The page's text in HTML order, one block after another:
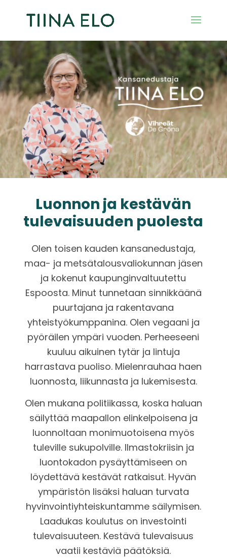
Luonnon ja kestävän
tulevaisuuden puolesta
Olen toisen kauden kansanedustaja,
maa- ja metsätalousvaliokunnan jäsen
ja kokenut kaupunginvaltuutettu
Espoosta. Minut tunnetaan sinnikkäänä
puurtajana ja rakentavana
yhteistyökumppanina. Olen vegaani ja
pyöräilen ympäri vuoden. Perheeseeni
kuuluu aikuinen tytär ja lintuja
harrastava puoliso. Mielenrauhaa haen
luonnosta, liikunnasta ja lukemisesta.
Olen mukana politiikassa, koska haluan
säilyttää maapallon elinkelpoisena ja
luonnoltaan monimuotoisena myös
tuleville sukupolville. Ilmastokriisin ja
luontokadon pysäyttämiseen on
löydettävä kestävät ratkaisut. Hyvän
ympäristön lisäksi haluan turvata
hyvinvointiyhteiskuntamme säilymisen.
Laadukas koulutus on investointi
tulevaisuuteen. Kestävä tulevaisuus
vaatii kestäviä päätöksiä.